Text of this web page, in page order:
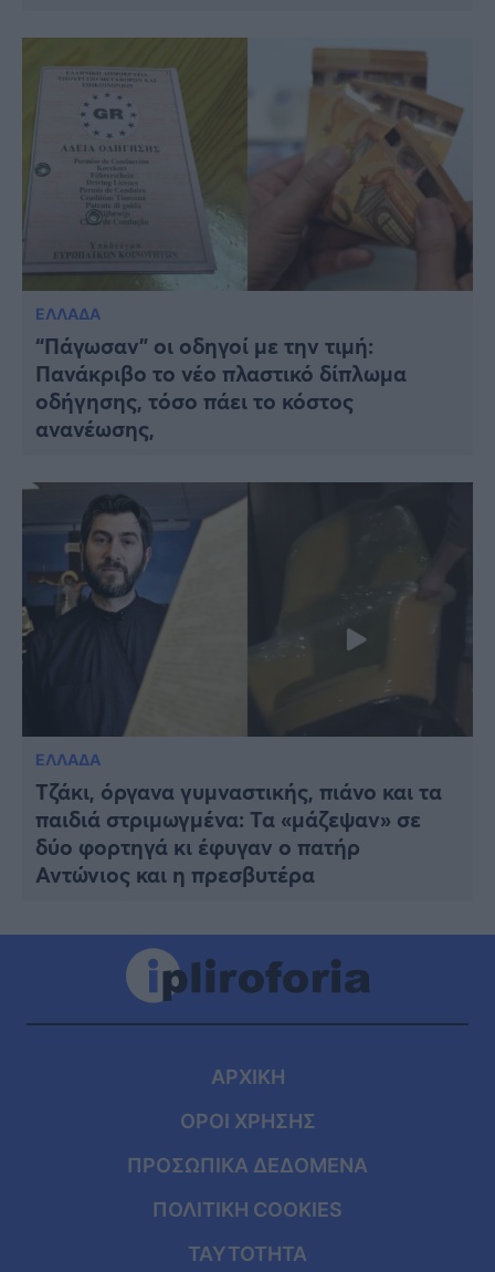
ΕΛΛΑΔΑ
“Πάγωσαν” οι οδηγοί με την τιμή:
Πανάκριβο το νέο πλαστικό δίπλωμα
οδήγησης, τόσο πάει το κόστος
ανανέωσης,
ΕΛΛΑΔΑ
Τζάκι, όργανα γυμναστικής, πιάνο και τα
παιδιά στριμωγμένα: Τα «μάζεψαν» σε
δύο φορτηγά κι έφυγαν ο πατήρ
Αντώνιος και η πρεσβυτέρα
ΑΡΧΙΚΗ
ΟΡΟΙ ΧΡΗΣΗΣ
ΠΡΟΣΩΠΙΚΑ ΔΕΔΟΜΕΝΑ
ΠΟΛΙΤΙΚΗ COOKIES
ΤΑΥΤΟΤΗΤΑ